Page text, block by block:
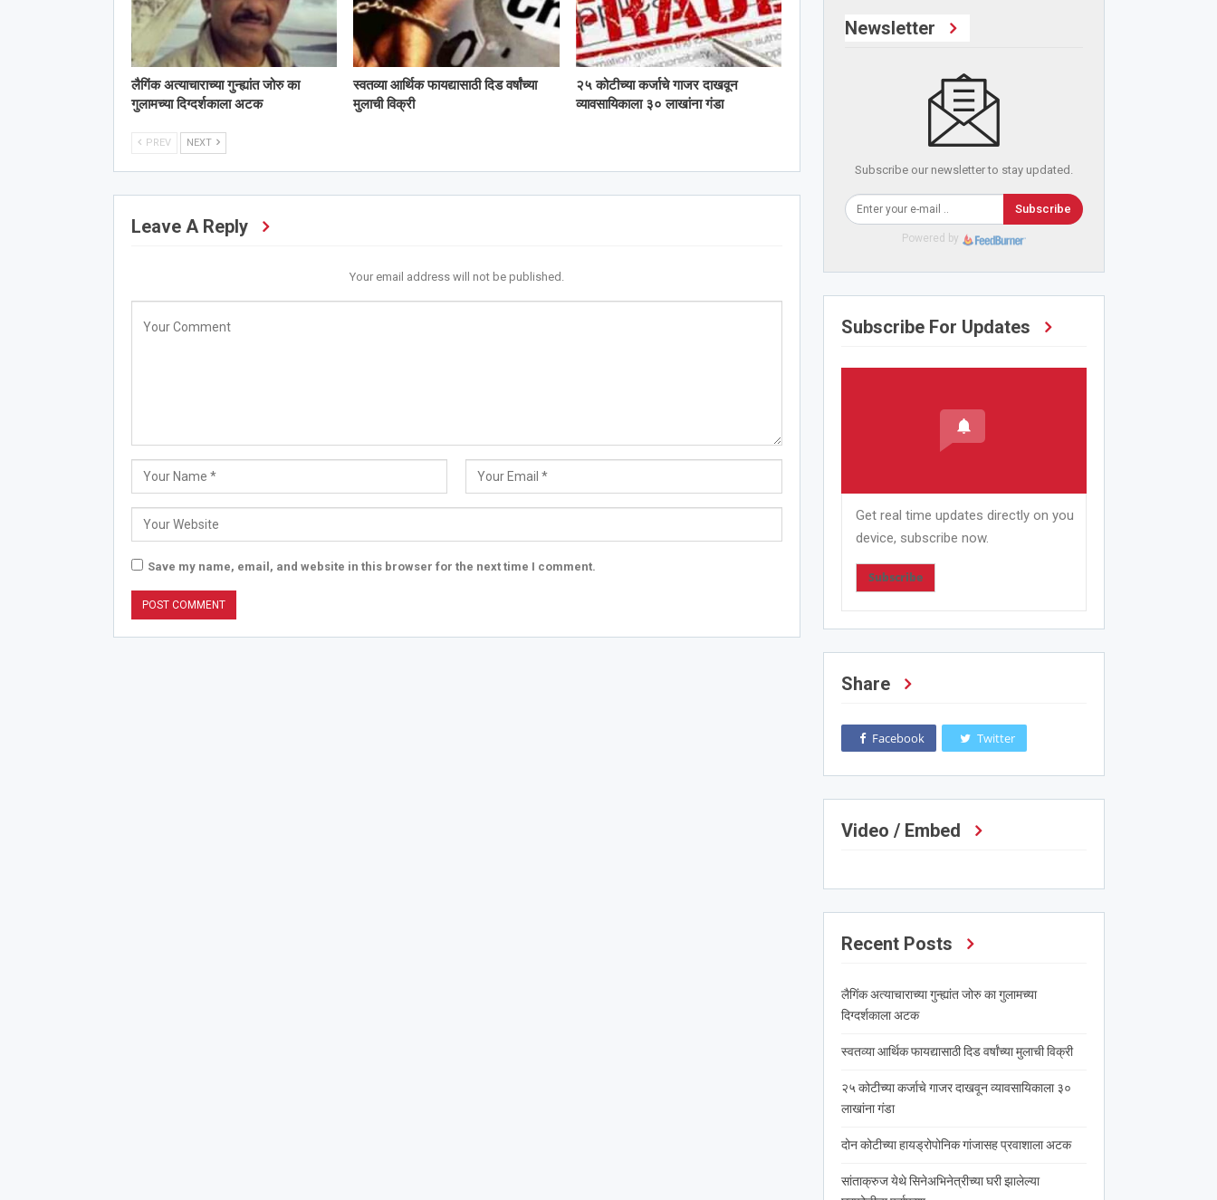
लैगिंक अत्याचाराच्या गुन्ह्यांत जोरु का
गुलामच्या दिग्दर्शकाला अटक
स्वतव्या आर्थिक फायद्यासाठी दिड वर्षांच्या
मुलाची विक्री
२५ कोटीच्या कर्जाचे गाजर दाखवून
व्यावसायिकाला ३० लाखांना गंडा
PREV NEXT
Leave A Reply
Your email address will not be published.
Save my name, email, and website in this browser for the next time I comment.
Newsletter
Subscribe our newsletter to stay updated.
Subscribe
Powered by
Subscribe For Updates
Get real time updates directly on you
device, subscribe now.
Subscribe
Share
Facebook Twitter
Video / Embed
Recent Posts
लैगिंक अत्याचाराच्या गुन्ह्यांत जोरु का गुलामच्या
दिग्दर्शकाला अटक
स्वतव्या आर्थिक फायद्यासाठी दिड वर्षांच्या मुलाची विक्री
२५ कोटीच्या कर्जाचे गाजर दाखवून व्यावसायिकाला ३०
लाखांना गंडा
दोन कोटीच्या हायड्रोपोनिक गांजासह प्रवाशाला अटक
सांताक्रुज येथे सिनेअभिनेत्रीच्या घरी झालेल्या